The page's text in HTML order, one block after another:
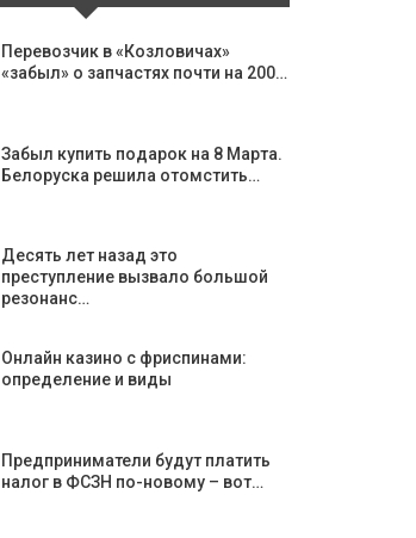
Перевозчик в «Козловичах»
«забыл» о запчастях почти на 200…
Забыл купить подарок на 8 Марта.
Белоруска решила отомстить…
Десять лет назад это
преступление вызвало большой
резонанс…
Онлайн казино с фриспинами:
определение и виды
Предприниматели будут платить
налог в ФСЗН по-новому – вот…